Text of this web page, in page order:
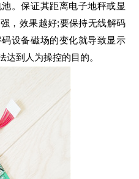
。保证其距离电子地秤或显
，效果越好;要保持无线解码
设备磁场的变化就导致显示
到人为操控的目的。